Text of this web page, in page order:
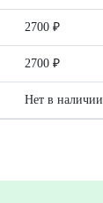
2700 ₽
2700 ₽
Нет в наличии